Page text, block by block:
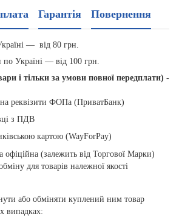
Гарантія Повернення
— від 80 грн.
Україні — від 100 грн.
і тільки за умови повної передплати) -
реквізити ФОПа (ПриватБанк)
з ПДВ
картою (WayForPay)
офіційна (залежить від Торгової Марки)
для товарів належної якості
або обміняти куплений ним товар
випадках: